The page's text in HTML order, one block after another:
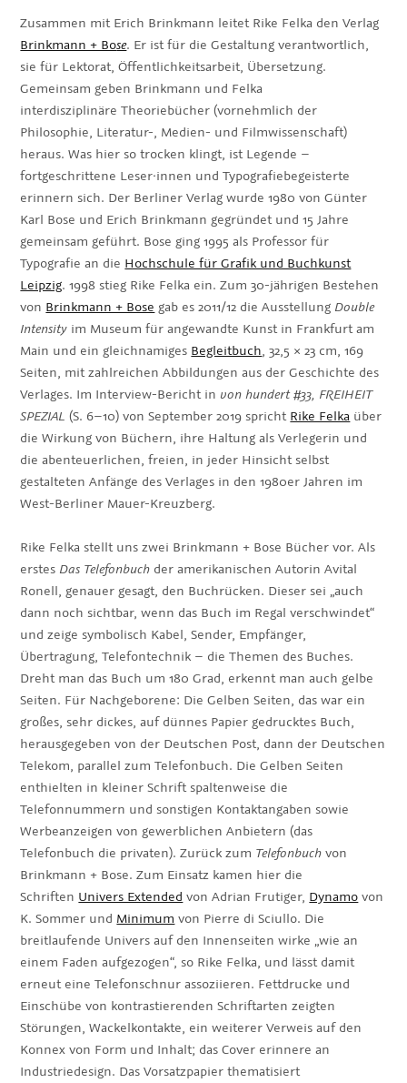
Zusammen mit Erich Brinkmann leitet Rike Felka den Verlag
Brinkmann + Bose. Er ist für die Gestaltung verantwortlich,
sie für Lektorat, Öffentlichkeitsarbeit, Übersetzung.
Gemeinsam geben Brinkmann und Felka
interdisziplinäre Theoriebücher (vornehmlich der
Philosophie, Literatur-, Medien- und Filmwissenschaft)
heraus. Was hier so trocken klingt, ist Legende –
fortgeschrittene Leser·innen und Typografiebegeisterte
erinnern sich. Der Berliner Verlag wurde 1980 von Günter
Karl Bose und Erich Brinkmann gegründet und 15 Jahre
gemeinsam geführt. Bose ging 1995 als Professor für
Typografie an die Hochschule für Grafik und Buchkunst
Leipzig. 1998 stieg Rike Felka ein. Zum 30-jährigen Bestehen
von Brinkmann + Bose gab es 2011/12 die Ausstellung Double
Intensity im Museum für angewandte Kunst in Frankfurt am
Main und ein gleichnamiges Begleitbuch, 32,5 × 23 cm, 169
Seiten, mit zahlreichen Abbildungen aus der Geschichte des
Verlages. Im Interview-Bericht in von hundert #33, FREIHEIT
SPEZIAL(S. 6–10) von September 2019 spricht Rike Felka über
die Wirkung von Büchern, ihre Haltung als Verlegerin und
die abenteuerlichen, freien, in jeder Hinsicht selbst
gestalteten Anfänge des Verlages in den 1980er Jahren im
West-Berliner Mauer-Kreuzberg.
Rike Felka stellt uns zwei Brinkmann + Bose Bücher vor. Als
erstes Das Telefonbuch der amerikanischen Autorin Avital
Ronell, genauer gesagt, den Buchrücken. Dieser sei „auch
dann noch sichtbar, wenn das Buch im Regal verschwindet“
und zeige symbolisch Kabel, Sender, Empfänger,
Übertragung, Telefontechnik – die Themen des Buches.
Dreht man das Buch um 180 Grad, erkennt man auch gelbe
Seiten. Für Nachgeborene: Die Gelben Seiten, das war ein
großes, sehr dickes, auf dünnes Papier gedrucktes Buch,
herausgegeben von der Deutschen Post, dann der Deutschen
Telekom, parallel zum Telefonbuch. Die Gelben Seiten
enthielten in kleiner Schrift spaltenweise die
Telefonnummern und sonstigen Kontaktangaben sowie
Werbeanzeigen von gewerblichen Anbietern (das
Telefonbuch die privaten). Zurück zum Telefonbuch von
Brinkmann + Bose. Zum Einsatz kamen hier die
Schriften Univers Extended von Adrian Frutiger, Dynamo von
K. Sommer und Minimum von Pierre di Sciullo. Die
breitlaufende Univers auf den Innenseiten wirke „wie an
einem Faden aufgezogen“, so Rike Felka, und lässt damit
erneut eine Telefonschnur assoziieren. Fettdrucke und
Einschübe von kontrastierenden Schriftarten zeigten
Störungen, Wackelkontakte, ein weiterer Verweis auf den
Konnex von Form und Inhalt; das Cover erinnere an
Industriedesign. Das Vorsatzpapier thematisiert